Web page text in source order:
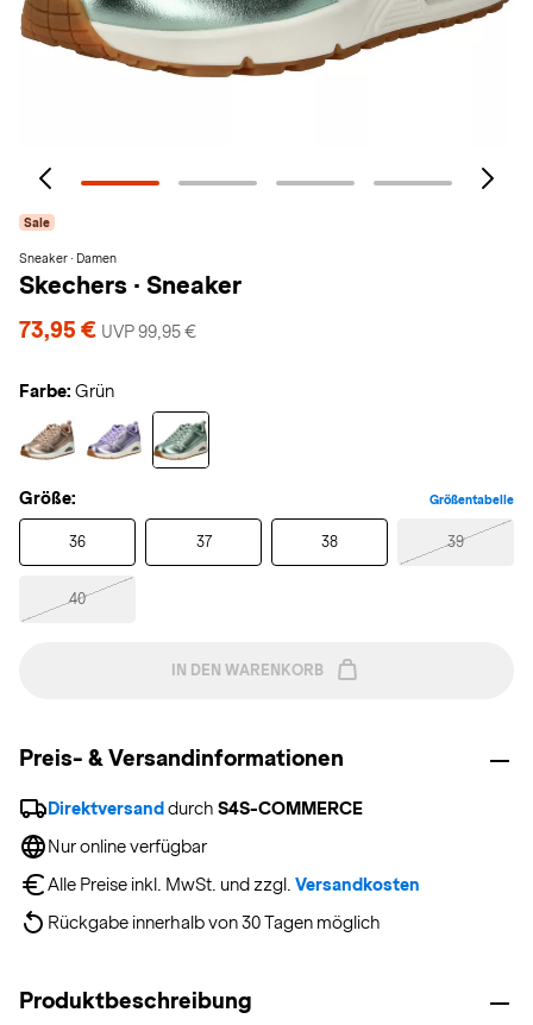
Sale
Sneaker · Damen
Skechers · Sneaker
73,95 € UVP 99,95 €
Farbe: Grün
Größe: Größentabelle
36 37 38 39
40
IN DEN WARENKORB
Preis- & Versandinformationen
Direktversand durch S4S-COMMERCE
Nur online verfügbar
Alle Preise inkl. MwSt. und zzgl. Versandkosten
Rückgabe innerhalb von 30 Tagen möglich
Produktbeschreibung